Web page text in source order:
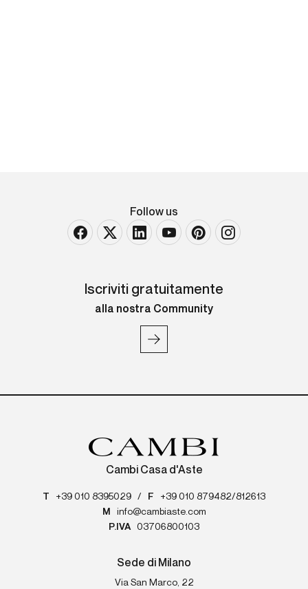
Follow us
Iscriviti gratuitamente
alla nostra Community
Cambi Casa d'Aste
T +39 010 8395029 / F
+39 010 879482/812613
M
info@cambiaste.com
P.IVA
03706800103
Sede di Milano
Via San Marco, 22